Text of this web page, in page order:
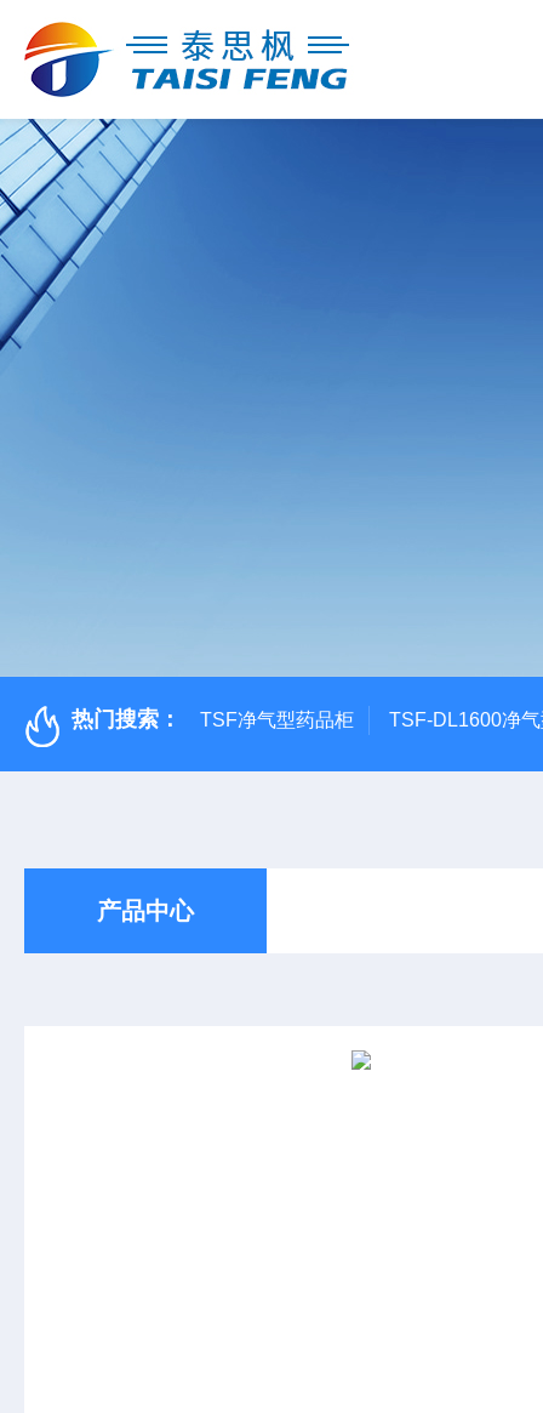
热门搜索： TSF净气型药品柜 TSF-DL1600净
产品中心